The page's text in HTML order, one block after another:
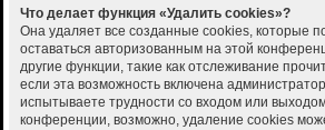
Что делает функция «Удалить cookies»?
Она удаляет все созданные cookies, которые
оставаться авторизованным на этой
другие функции, такие как отслеживание
если эта возможность включена
испытываете трудности со входом или
конференции, возможно, удаление cookies